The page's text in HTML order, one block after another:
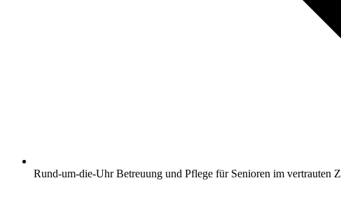
Rund-um-die-Uhr Betreuung und Pflege für Senioren im vertrauten